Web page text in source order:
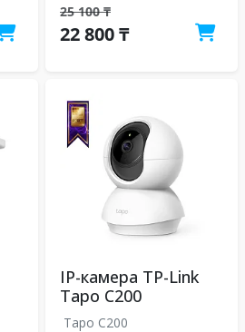
25 100 ₸
22 800 ₸
IP-камера TP-Link
Tapo C200
Tapo C200